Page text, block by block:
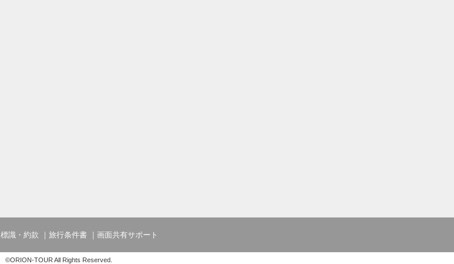
標識・約款 旅行条件書 画面共有サポート
©ORION-TOUR All Rights Reserved.